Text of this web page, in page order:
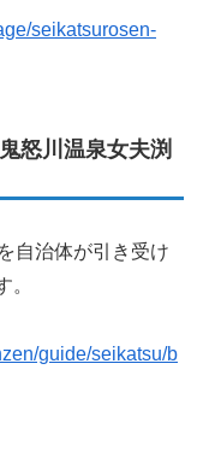
seikatsurosen-
怒川温泉女夫渕
自治体が引き受け
。
guide/seikatsu/b